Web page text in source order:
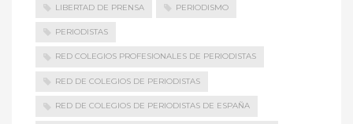
LIBERTAD DE PRENSA PERIODISMO
PERIODISTAS
RED COLEGIOS PROFESIONALES DE PERIODISTAS
RED DE COLEGIOS DE PERIODISTAS
RED DE COLEGIOS DE PERIODISTAS DE ESPAÑA